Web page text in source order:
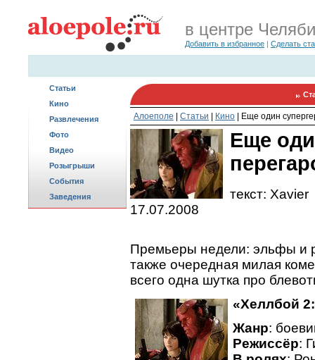
в центре
Добавить в избранное | Сделать
Статьи
Кино
Развлечения
Фото
Видео
Розыгрыши
События
Заведения
Алоеполе Статьи Кино Еще один
Еще
текст: Xavier
17.07.2008
Премьеры недели: эльфы и
также очередная милая
всего одна шутка про
«Хеллбой
Жанр:
Режиссёр: